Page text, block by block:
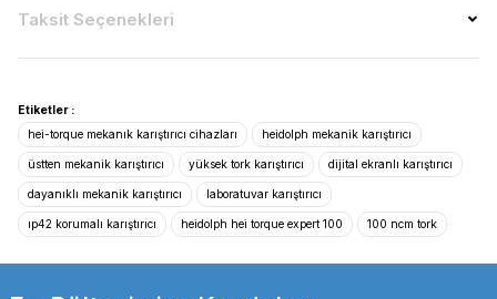
Taksit Seçenekleri
Etiketler :
hei-torque mekanık karıştırıcı cihazları
heidolph mekanik karıştırıcı
üstten mekanik karıştırıcı yüksek tork karıştırıcı dijital ekranlı karıştırıcı
dayanıklı mekanik karıştırıcı laboratuvar karıştırıcı
ıp42 korumalı karıştırıcı heidolph hei torque expert 100 100 ncm tork